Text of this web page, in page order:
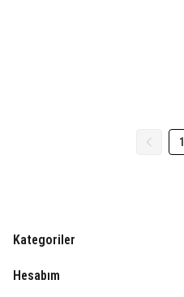
1
Kategoriler
Hesabım